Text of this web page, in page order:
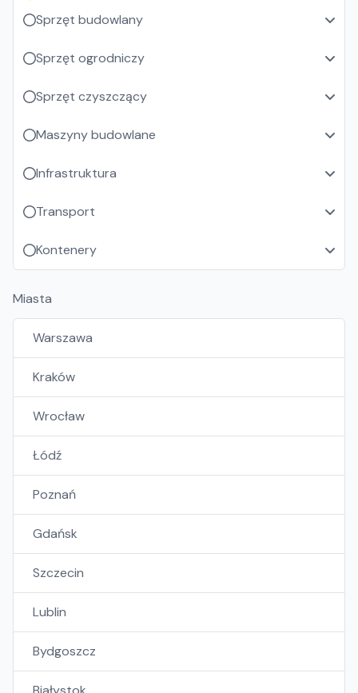
Sprzęt budowlany
Sprzęt ogrodniczy
Sprzęt czyszczący
Maszyny budowlane
Infrastruktura
Transport
Kontenery
Miasta
Warszawa
Kraków
Wrocław
Łódź
Poznań
Gdańsk
Szczecin
Lublin
Bydgoszcz